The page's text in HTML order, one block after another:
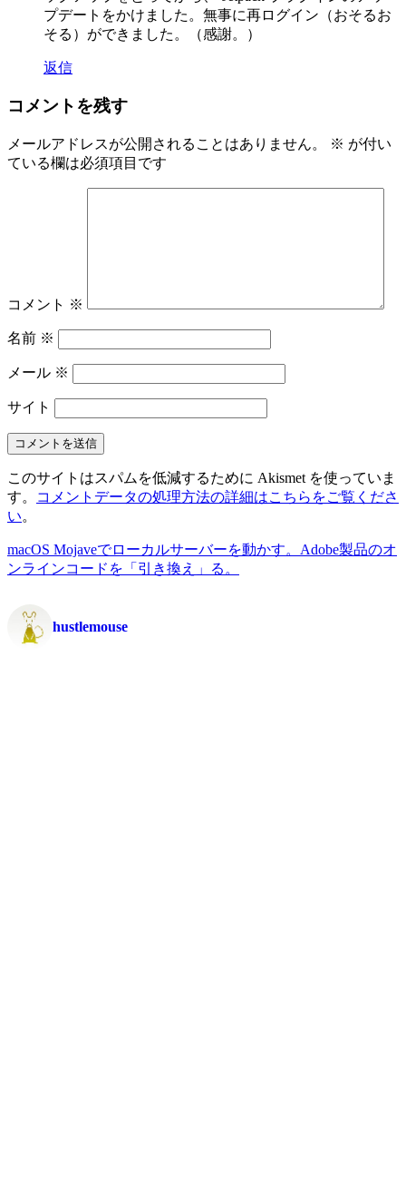
プデートをかけました。無事に再ログイン（おそるお
そる）ができました。（感謝。）
返信
コメントを残す
メールアドレスが公開されることはありません。 ※ が付い
ている欄は必須項目です
コメント ※
名前 ※
メール ※
サイト
このサイトはスパムを低減するために Akismet を使っていま
す。
コメントデータの処理方法の詳細はこちらをご覧くださ
い。
macOS Mojaveでローカルサーバーを動かす。 Adobe製品のオ
ンラインコードを「引き換え」る。
hustlemouse